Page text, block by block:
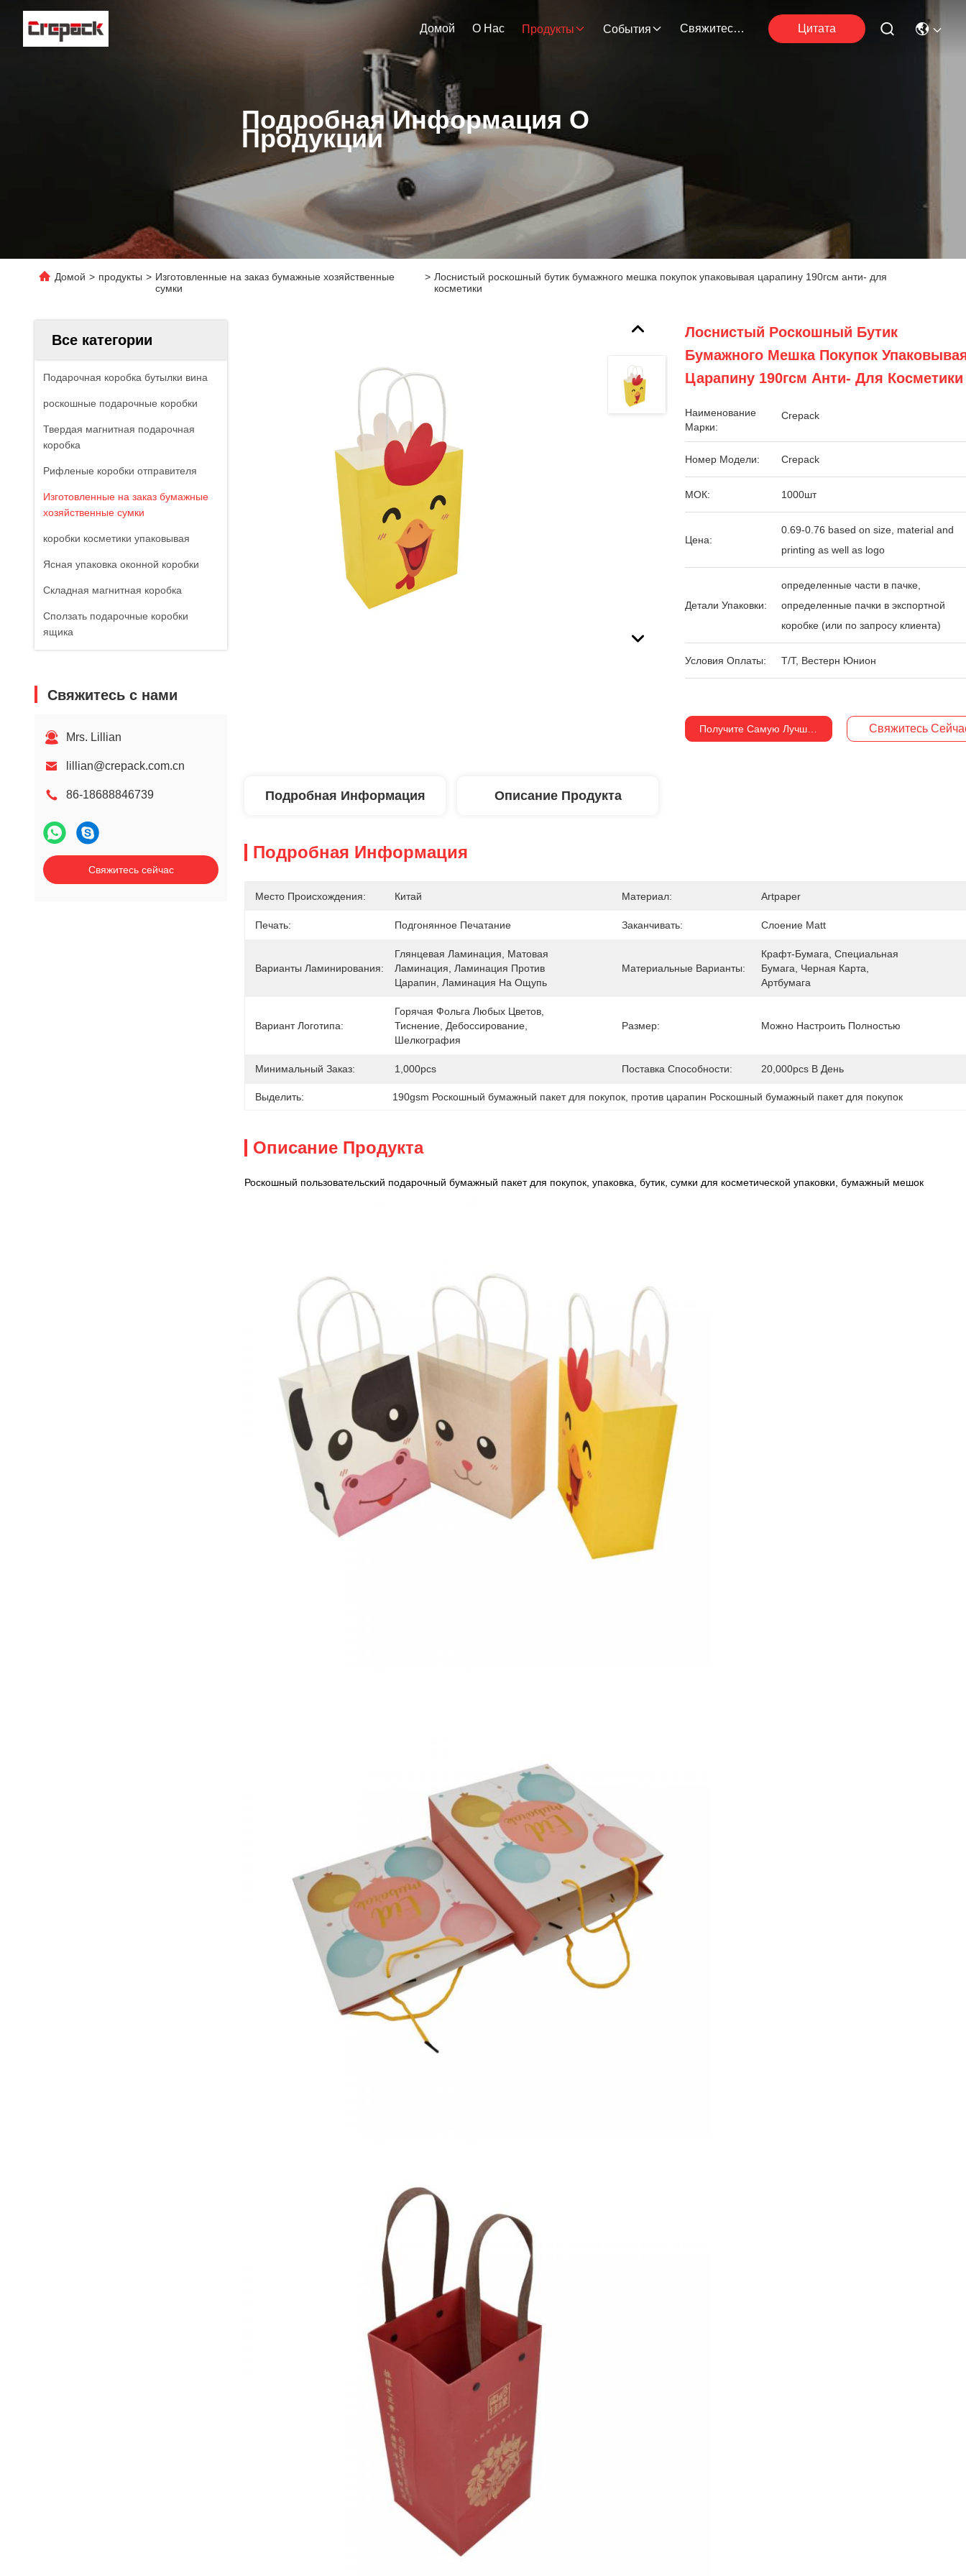
Домой О Нас Продукты События Свяжитесь С Нами Цитата
Подробная Информация О
Продукции
Домой > продукты > Изготовленные на заказ бумажные хозяйственные
сумки
> Лоснистый роскошный бутик бумажного мешка покупок упаковывая царапину 190гсм анти- для
косметики
Все категории
Подарочная коробка бутылки вина
роскошные подарочные коробки
Твердая магнитная подарочная
коробка
Рифленые коробки отправителя
Изготовленные на заказ бумажные
хозяйственные сумки
коробки косметики упаковывая
Ясная упаковка оконной коробки
Складная магнитная коробка
Сползать подарочные коробки
ящика
Свяжитесь с нами
Mrs. Lillian
lillian@crepack.com.cn
86-18688846739
Свяжитесь сейчас
Лоснистый Роскошный Бутик
Бумажного Мешка Покупок
Царапину 190гсм Анти- Для Косметики
Наименование
Марки:
Crepack
Номер Модели: Crepack
МОК: 1000шт
Цена:
0.69-0.76 based on size, material and
printing as well as logo
Детали Упаковки:
определенные части в пачке,
определенные пачки в экспортной
коробке (или по запросу клиента)
Условия Оплаты: Т/Т, Вестерн Юнион
Получите Самую Лучшую Цену Свяжитесь
Подробная Информация Описание Продукта
Подробная Информация
Место Происхождения: Китай Материал: Artpaper
Печать: Подгонянное Печатание Заканчивать: Слоение Matt
Варианты Ламинирования:
Глянцевая Ламинация, Матовая
Ламинация, Ламинация Против
Царапин, Ламинация На Ощупь
Материальные Варианты:
Крафт-Бумага, Специальная
Бумага, Черная Карта,
Артбумага
Вариант Логотипа:
Горячая Фольга Любых Цветов,
Тиснение, Дебоссирование,
Шелкография
Размер: Можно Настроить Полностью
Минимальный Заказ: 1,000pcs Поставка Способности: 20,000pcs В День
Выделить: 190gsm Роскошный бумажный пакет для покупок, против царапин Роскошный бумажный пакет для покупок
Описание Продукта
Роскошный пользовательский подарочный бумажный пакет для покупок, упаковка, бутик, сумки для косметической упаковки, бумажный мешок